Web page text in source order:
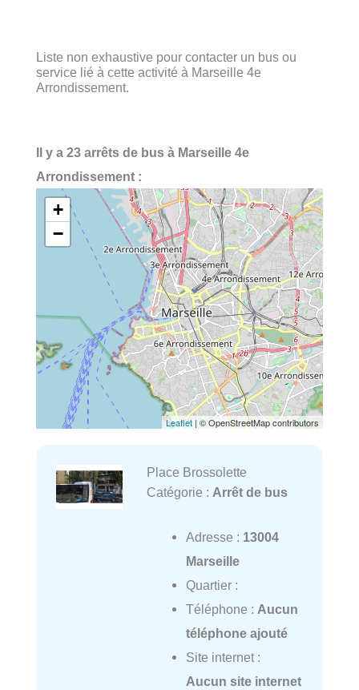
Liste non exhaustive pour contacter un bus ou
service lié à cette activité à Marseille 4e
Arrondissement.
Il y a 23 arrêts de bus à Marseille 4e
Arrondissement :
+
−
Leaflet | © OpenStreetMap contributors
Place Brossolette
Catégorie : Arrêt de bus
Adresse : 13004
Marseille
Quartier :
Téléphone : Aucun
téléphone ajouté
Site internet :
Aucun site internet